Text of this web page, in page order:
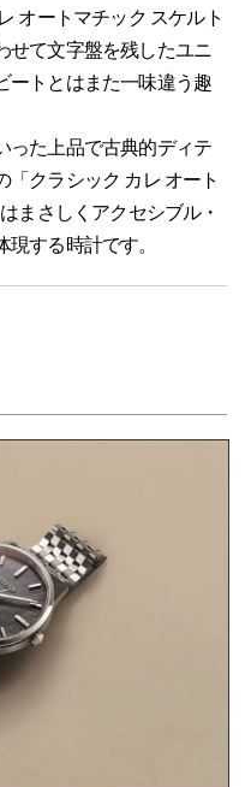
オートマチック スケルト
せて文字盤を残したユニ
ートとはまた一味違う趣
った上品で古典的ディテ
クラシック カレ オート
まさしくアクセシブル・
する時計です。